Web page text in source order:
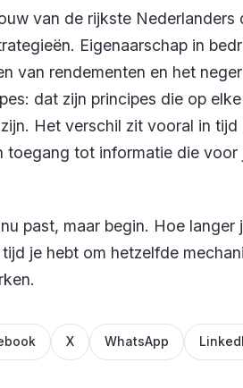
van de rijkste Nederlanders
Eigenaarschap in
van rendementen en het
dat zijn principes die op elke
Het verschil zit vooral in tijd
toegang tot informatie die voor
past, maar begin. Hoe langer
je hebt om hetzelfde
X WhatsApp